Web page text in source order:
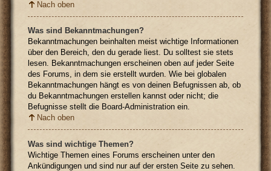
Nach oben
Was sind Bekanntmachungen?
Bekanntmachungen beinhalten meist wichtige Informationen
über den Bereich, den du gerade liest. Du solltest sie stets
lesen. Bekanntmachungen erscheinen oben auf jeder Seite
des Forums, in dem sie erstellt wurden. Wie bei globalen
Bekanntmachungen hängt es von deinen Befugnissen ab, ob
du Bekanntmachungen erstellen kannst oder nicht; die
Befugnisse stellt die Board-Administration ein.
Nach oben
Was sind wichtige Themen?
Wichtige Themen eines Forums erscheinen unter den
Ankündigungen und sind nur auf der ersten Seite zu sehen.